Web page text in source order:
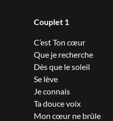
Couplet 1
C’est Ton cœur
Que je recherche
Dès que le soleil
Se lève
Je connais
Ta douce voix
Mon cœur ne brûle